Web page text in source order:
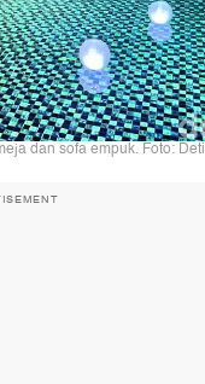
dan sofa empuk. Foto: